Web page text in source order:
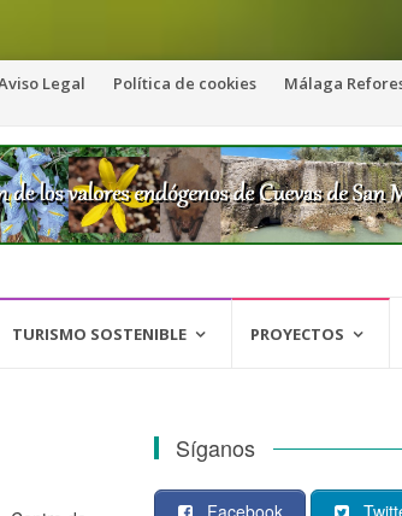
Legal Política de cookies Málaga
TURISMO SOSTENIBLE PROYECTOS
Síganos
Facebook